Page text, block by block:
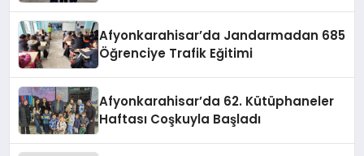
Afyonkarahisar’da Jandarmadan 685
Öğrenciye Trafik Eğitimi
Afyonkarahisar’da 62. Kütüphaneler
Haftası Coşkuyla Başladı